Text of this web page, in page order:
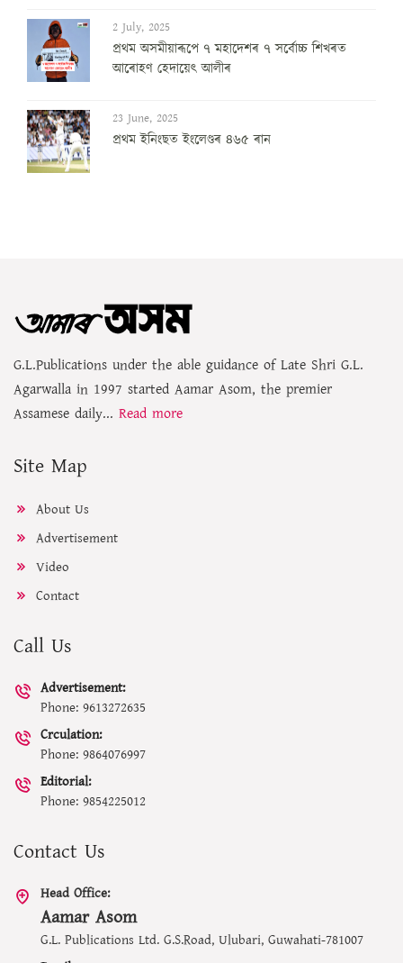
2 July, 2025
প্ৰথম অসমীয়াৰূপে ৭ মহাদেশৰ ৭ সৰ্বোচ্চ শিখৰত
আৰোহণ হেদায়েৎ আলীৰ
23 June, 2025
প্ৰথম ইনিংছত ইংলেণ্ডৰ ৪৬৫ ৰান
G.L.Publications under the able guidance of Late Shri G.L.
Agarwalla in 1997 started Aamar Asom, the premier
Assamese daily... Read more
Site Map
About Us
Advertisement
Video
Contact
Call Us
Advertisement:
Phone: 9613272635
Crculation:
Phone: 9864076997
Editorial:
Phone: 9854225012
Contact Us
Head Office:
Aamar Asom
G.L. Publications Ltd. G.S.Road, Ulubari, Guwahati-781007